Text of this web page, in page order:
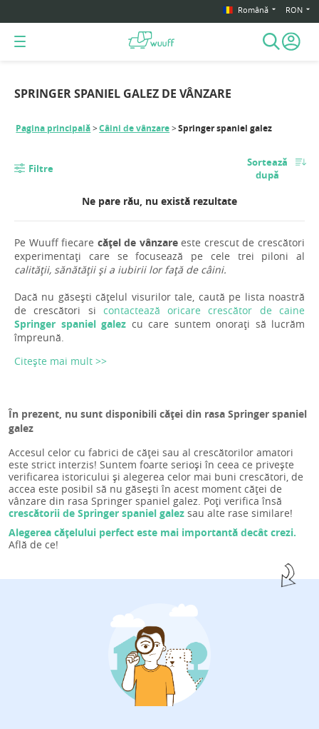
Română RON
SPRINGER SPANIEL GALEZ DE VÂNZARE
Pagina principală Câini de vânzare Springer spaniel galez
Filtre
Sortează
după
Ne pare rău, nu există rezultate
Pe Wuuff fiecare cățel de vânzareeste crescut de crescători
experimentați care se focusează pe cele trei piloni al
calității, sănătății și a iubirii lor față de câini.
Dacă nu găsești cățelul visurilor tale, caută pe lista noastră
de crescători si contactează oricare crescător de caine
Springer spaniel galez cu care suntem onorați să lucrăm
împreună.
Citește mai mult >>
În prezent, nu sunt disponibili căței din rasa Springer spaniel
galez
Accesul celor cu fabrici de căței sau al crescătorilor amatori
este strict interzis! Suntem foarte serioși în ceea ce privește
verificarea istoricului și alegerea celor mai buni crescători, de
accea este posibil să nu găsești în acest moment căței de
vânzare din rasa Springer spaniel galez. Poți verifica însă
crescătorii de Springer spaniel galez sau alte rase similare!
Alegerea cățelului perfect este mai importantă decât crezi.
Află de ce!